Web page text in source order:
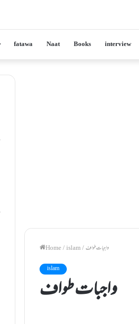
fatawa Naat Books interview
Home/islam/واجبات طواف
islam
واجبات طواف